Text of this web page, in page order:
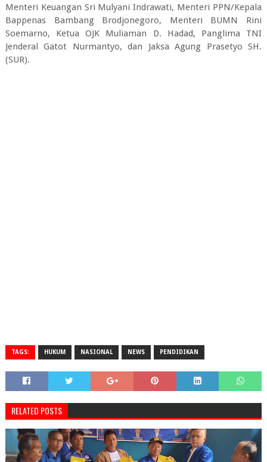
Menteri Keuangan Sri Mulyani Indrawati, Menteri PPN/Kepala
Bappenas Bambang Brodjonegoro, Menteri BUMN Rini
Soemarno, Ketua OJK Muliaman D. Hadad, Panglima TNI
Jenderal Gatot Nurmantyo, dan Jaksa Agung Prasetyo SH.
(SUR).
TAGS: HUKUM NASIONAL NEWS PENDIDIKAN
RELATED POSTS